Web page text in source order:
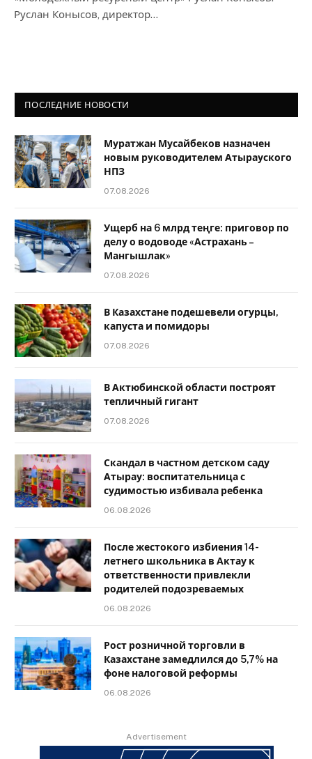
Руслан Конысов, директор…
ПОСЛЕДНИЕ НОВОСТИ
Муратжан Мусайбеков назначен
новым руководителем Атырауского
НПЗ
07.08.2026
Ущерб на 6 млрд теңге: приговор по
делу о водоводе «Астрахань –
Мангышлак»
07.08.2026
В Казахстане подешевели огурцы,
капуста и помидоры
07.08.2026
В Актюбинской области построят
тепличный гигант
07.08.2026
Скандал в частном детском саду
Атырау: воспитательница с
судимостью избивала ребенка
06.08.2026
После жестокого избиения 14-
летнего школьника в Актау к
ответственности привлекли
родителей подозреваемых
06.08.2026
Рост розничной торговли в
Казахстане замедлился до 5,7% на
фоне налоговой реформы
06.08.2026
Advertisement